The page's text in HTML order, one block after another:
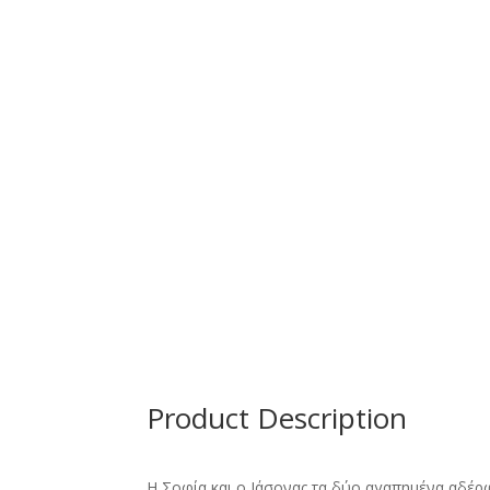
Product Description